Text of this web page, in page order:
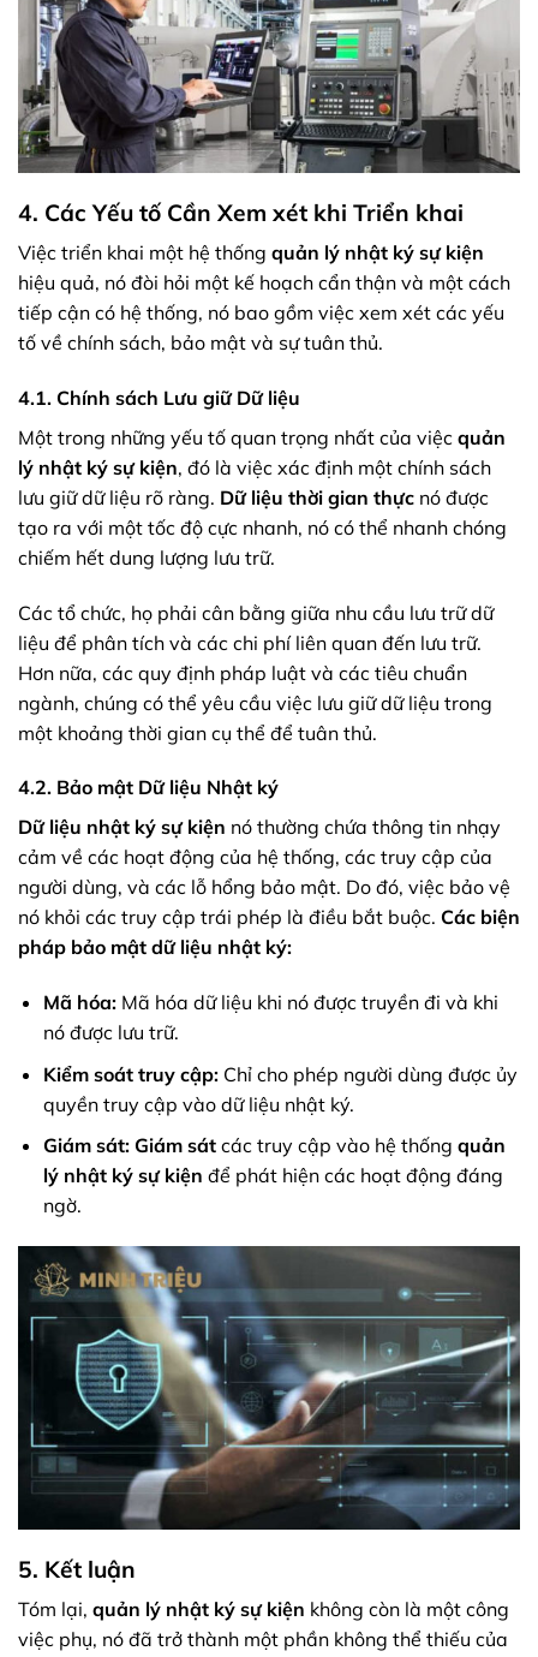
4. Các Yếu tố Cần Xem xét khi Triển khai
Việc triển khai một hệ thống quản lý nhật ký sự kiện
hiệu quả, nó đòi hỏi một kế hoạch cẩn thận và một cách
tiếp cận có hệ thống, nó bao gồm việc xem xét các yếu
tố về chính sách, bảo mật và sự tuân thủ.
4.1. Chính sách Lưu giữ Dữ liệu
Một trong những yếu tố quan trọng nhất của việc quản
lý nhật ký sự kiện, đó là việc xác định một chính sách
lưu giữ dữ liệu rõ ràng. Dữ liệu thời gian thực nó được
tạo ra với một tốc độ cực nhanh, nó có thể nhanh chóng
chiếm hết dung lượng lưu trữ.
Các tổ chức, họ phải cân bằng giữa nhu cầu lưu trữ dữ
liệu để phân tích và các chi phí liên quan đến lưu trữ.
Hơn nữa, các quy định pháp luật và các tiêu chuẩn
ngành, chúng có thể yêu cầu việc lưu giữ dữ liệu trong
một khoảng thời gian cụ thể để tuân thủ.
4.2. Bảo mật Dữ liệu Nhật ký
Dữ liệu nhật ký sự kiện nó thường chứa thông tin nhạy
cảm về các hoạt động của hệ thống, các truy cập của
người dùng, và các lỗ hổng bảo mật. Do đó, việc bảo vệ
nó khỏi các truy cập trái phép là điều bắt buộc. Các biện
pháp bảo mật dữ liệu nhật ký:
Mã hóa:Mã hóa dữ liệu khi nó được truyền đi và khi
nó được lưu trữ.
Kiểm soát truy cập:Chỉ cho phép người dùng được ủy
quyền truy cập vào dữ liệu nhật ký.
Giám sát: Giám sátcác truy cập vào hệ thống quản
lý nhật ký sự kiện để phát hiện các hoạt động đáng
ngờ.
5. Kết luận
Tóm lại, quản lý nhật ký sự kiện không còn là một công
việc phụ, nó đã trở thành một phần không thể thiếu của